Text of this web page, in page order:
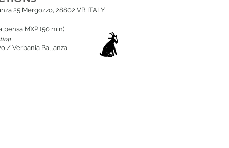
25 Mergozzo, 28802 VB ITALY
MXP (50 min)
/ Verbania Pallanza